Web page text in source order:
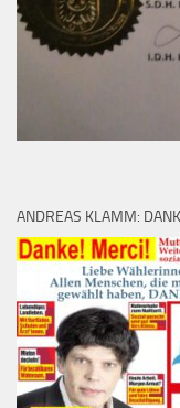
ANDREAS KLAMM: